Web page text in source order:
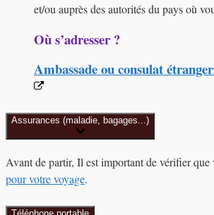
et/ou auprès des autorités du pays où
Où s’adresser ?
Ambassade ou consulat
Assurances (maladie, bagages...)
Avant de partir, Il est important de vérifier que
pour votre voyage.